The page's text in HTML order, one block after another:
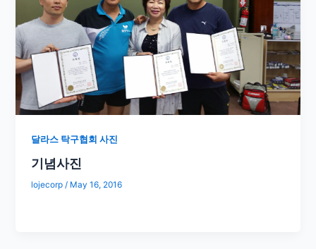
달라스 탁구협회 사진
기념사진
lojecorp/ May 16, 2016